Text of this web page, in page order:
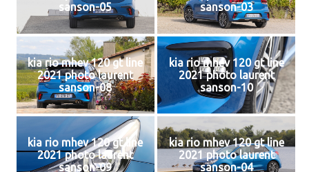
sanson-05
sanson-03
kia rio mhev 120 gt line
2021 photo laurent
sanson-08
kia rio mhev 120 gt line
2021 photo laurent
sanson-10
kia rio mhev 120 gt line
2021 photo laurent
sanson-09
kia rio mhev 120 gt line
2021 photo laurent
sanson-04